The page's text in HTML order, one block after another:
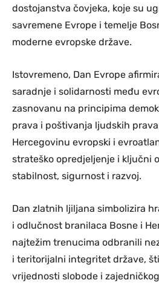
dostojanstva čovjeka, koje su
savremene Evrope i temelje
moderne evropske države.
Istovremeno, Dan Evrope
saradnje i solidarnosti među
zasnovanu na principima
prava i poštivanja ljudskih
Hercegovinu evropski i
strateško opredjeljenje i ključni
stabilnost, sigurnost i razvoj.
Dan zlatnih ljiljana simbolizira
i odlučnost branilaca Bosne i
najtežim trenucima odbranili
i teritorijalni integritet države,
vrijednosti slobode i